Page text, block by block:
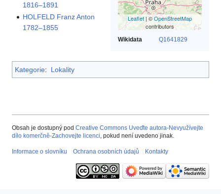
Leaflet | ©OpenStreetMap
contributors
Wikidata Q1641829
1816–1891
HOLFELD Franz Anton
1782–1855
Kategorie: Lokality
Obsah je dostupný pod Creative Commons Uveďte autora-Nevyužívejte
dílo komerčně-Zachovejte licenci, pokud není uvedeno jinak.
Informace o slovníku Ochrana osobních údajů Kontakty